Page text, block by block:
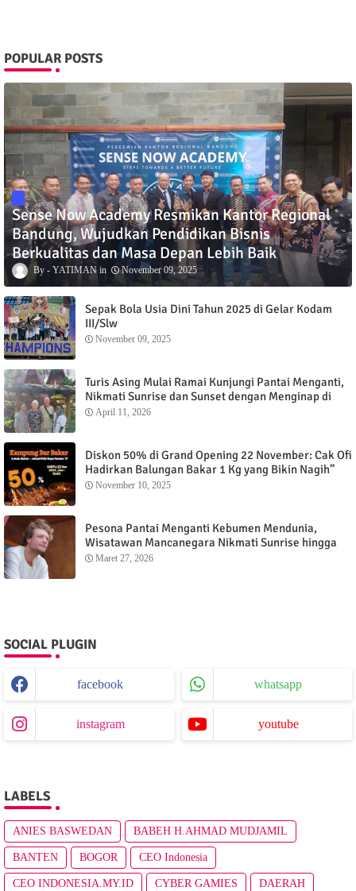
POPULAR POSTS
Sense Now Academy Resmikan Kantor Regional
Bandung, Wujudkan Pendidikan Bisnis
Berkualitas dan Masa Depan Lebih Baik
YATIMAN November 09, 2025
Sepak Bola Usia Dini Tahun 2025 di Gelar Kodam
III/Slw
November 09, 2025
Turis Asing Mulai Ramai Kunjungi Pantai Menganti,
Nikmati Sunrise dan Sunset dengan Menginap di
Menganti Cottage
April 11, 2026
Diskon 50% di Grand Opening 22 November: Cak Ofi
Hadirkan Balungan Bakar 1 Kg yang Bikin Nagih”
November 10, 2025
Pesona Pantai Menganti Kebumen Mendunia,
Wisatawan Mancanegara Nikmati Sunrise hingga
Sunset dari Menganti Cottage
Maret 27, 2026
SOCIAL PLUGIN
facebook whatsapp
instagram youtube
LABELS
ANIES BASWEDAN BABEH H.AHMAD MUDJAMIL
BANTEN BOGOR CEO Indonesia
CEO INDONESIA.MY.ID CYBER GAMIES DAERAH